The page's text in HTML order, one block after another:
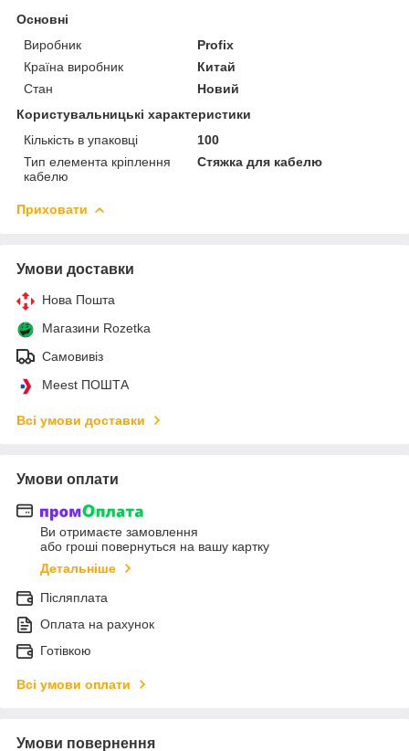
Основні
Виробник
Profix
Країна виробник
Китай
Стан
Новий
Користувальницькі характеристики
Кількість в упаковці
100
Тип елемента кріплення
кабелю
Стяжка для кабелю
Приховати
Умови доставки
Нова Пошта
Магазини Rozetka
Самовивіз
Meest ПОШТА
Всі умови доставки
Умови оплати
Ви отримаєте замовлення
або гроші повернуться на вашу картку
Детальніше
Післяплата
Оплата на рахунок
Готівкою
Всі умови оплати
Умови повернення